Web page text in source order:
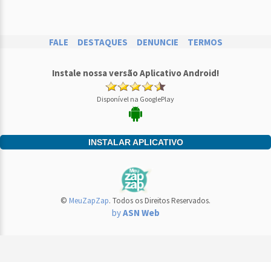
FALE DESTAQUES DENUNCIE TERMOS
Instale nossa versão Aplicativo Android!
Disponível na GooglePlay
INSTALAR APLICATIVO
© MeuZapZap. Todos os Direitos Reservados.
byASN Web